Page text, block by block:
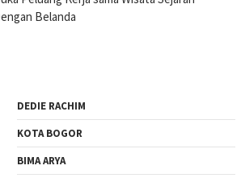
Belanda
DEDIE RACHIM
KOTA BOGOR
BIMA ARYA